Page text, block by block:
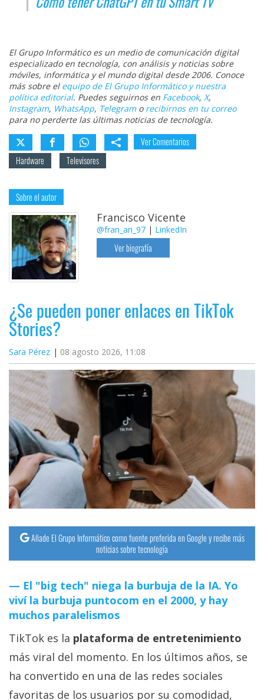
El Grupo Informático es un medio de comunicación digital
especializado en tecnología, con análisis y noticias sobre
móviles, informática y el mundo digital desde 2006. Conoce
más sobre el equipo de El Grupo Informático y nuestra
política editorial. Puedes seguirnos en Facebook, X,
Instagram, WhatsApp, Telegramo recibirnos en tu correo
para no perderte las últimas noticias de tecnología.
Ver Comentarios
Hardware
Televisores
Sobre el autor
Francisco Vicente
@fran_an_97 | LinkedIn
Ver biografía
¿Se pueden poner enlaces en TikTok
Stories?
Sara Pérez 08 agosto 2026, 11:08
Añade El Grupo Informático como fuente preferida en Google y recibe más
noticias sobre tecnología
El "big tech" niega la burbuja de la IA. Yo
viví la burbuja puntocom en el 2000, y hay
muchos paralelismos
TikTok es la plataforma de entretenimiento
más viral del momento. En los últimos años, se
ha convertido en una de las redes sociales
favoritas de los usuarios por su comodidad,